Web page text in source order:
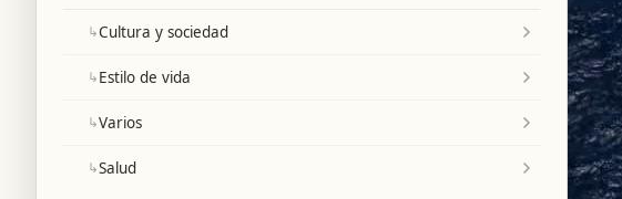
↳Cultura y sociedad
↳Estilo de vida
↳Varios
↳Salud